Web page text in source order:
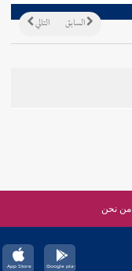
التالي السابق
من نحن